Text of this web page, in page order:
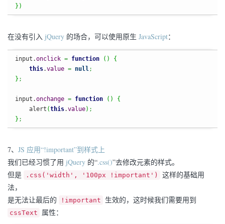
} )
在没有引入 jQuery 的场合，可以使用原生 JavaScript：
input.onclick = function ( )
{
this.value = null ;
} ;
input.onchange = function ( )
{
    alert
(this.value) ;
} ;
7、 JS 应用“!important”到样式上
我们已经习惯了用 jQuery 的“.css()”去修改元素的样式。
但是
.css('width', '100px !important')
这样的基础用
法，
是无法让最后的
!important 生效的，这时候我们需要用到
cssText 属性：